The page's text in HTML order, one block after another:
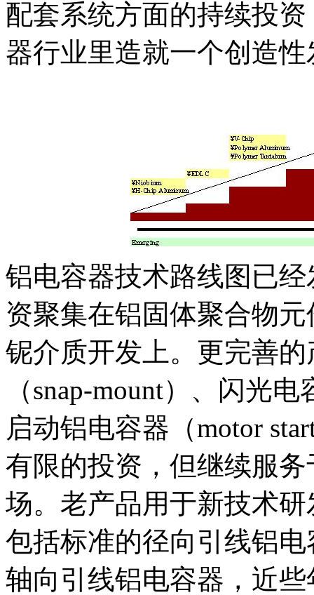
配套系统方面的持续投
器行业里造就一个创造
铝电容器技术路线图已
资聚集在铝固体聚合物
铌介质开发上。更完善
（snap-mount）、闪光
启动铝电容器（motor
有限的投资，但继续服
场。老产品用于新技术
包括标准的径向引线铝
轴向引线铝电容器，近